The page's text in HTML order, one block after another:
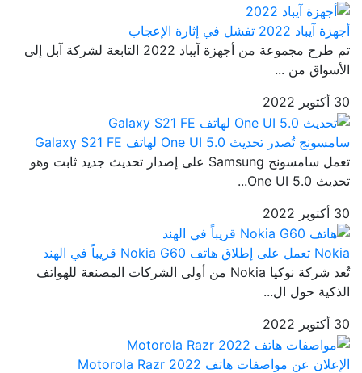
أجهزة آيباد 2022 تفشل في إثارة الإعجاب
تم طرح مجموعة من أجهزة آيباد 2022 التابعة لشركة آبل إلى
الأسواق من ...
30 أكتوبر 2022
سامسونج تُصدر تحديث One UI 5.0 لهاتف Galaxy S21 FE
تعمل سامسونج Samsung على إصدار تحديث جديد ثابت وهو
تحديث One UI 5.0...
30 أكتوبر 2022
Nokia تعمل على إطلاق هاتف Nokia G60 قريباً في الهند
تُعد شركة نوكيا Nokia من أولى الشركات المصنعة للهواتف
الذكية حول ال...
30 أكتوبر 2022
الإعلان عن مواصفات هاتف Motorola Razr 2022